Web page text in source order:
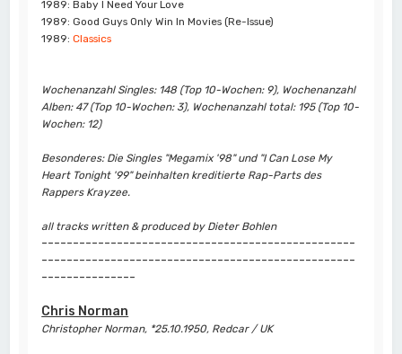
1989: Baby I Need Your Love
1989: Good Guys Only Win In Movies (Re-Issue)
1989:Classics
Wochenanzahl Singles: 148 (Top 10-Wochen: 9), Wochenanzahl
Alben: 47 (Top 10-Wochen: 3), Wochenanzahl total: 195 (Top 10-
Wochen: 12)
Besonderes: Die Singles "Megamix '98" und "I Can Lose My
Heart Tonight '99" beinhalten kreditierte Rap-Parts des
Rappers Krayzee.
all tracks written & produced by Dieter Bohlen
--------------------------------------------------
--------------------------------------------------
---------------
Chris Norman
Christopher Norman, *25.10.1950, Redcar / UK